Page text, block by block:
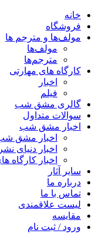
خانه
فروشگاه
مولف‌ها و مترجم ها
مولف‌ها
مترجم‌ها
کارگاه های مهارتی
اخبار
فیلم
گالری مشق شب
سوالات متداول
اخبار مشق شب
اخبار مشق
اخبار دنیای نشر
اخبار کارگاه
سایر آثار
درباره ما
تماس با ما
لیست علاقمندی
مقایسه
ورود / ثبت نام